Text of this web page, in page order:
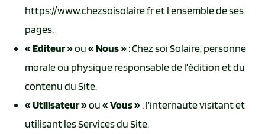
https://www.chezsoisolaire.fr et l’ensemble de ses
pages.
« Editeur »ou« Nous »: Chez soi Solaire, personne
morale ou physique responsable de l’édition et du
contenu du Site.
« Utilisateur »ou« Vous »: l’internaute visitant et
utilisant les Services du Site.